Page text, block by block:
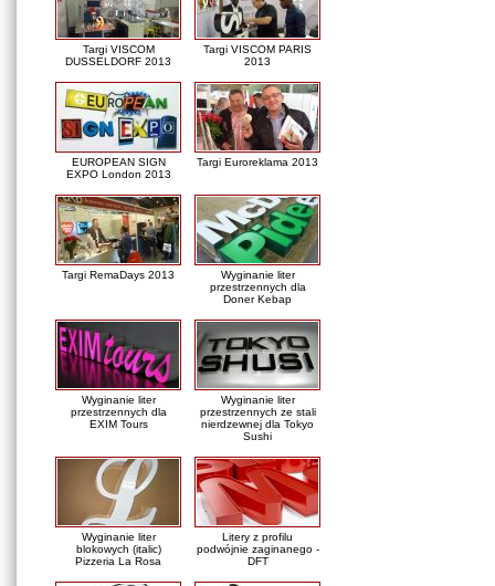
Targi VISCOM
DUSSELDORF 2013
Targi VISCOM PARIS
2013
EUROPEAN SIGN
EXPO London 2013
Targi Euroreklama 2013
Targi RemaDays 2013
Wyginanie liter
przestrzennych dla
Doner Kebap
Wyginanie liter
przestrzennych dla
EXIM Tours
Wyginanie liter
przestrzennych ze stali
nierdzewnej dla Tokyo
Sushi
Wyginanie liter
blokowych (italic)
Pizzeria La Rosa
Litery z profilu
podwójnie zaginanego -
DFT